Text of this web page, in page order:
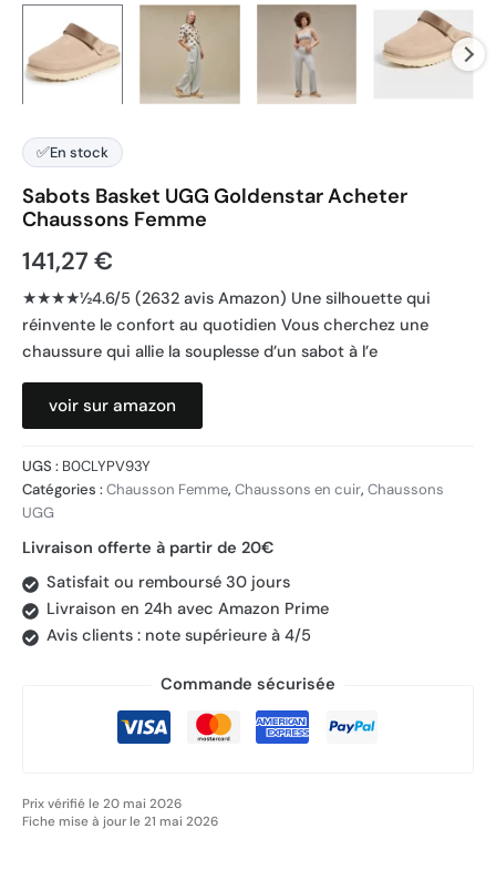
✅En stock
Sabots Basket UGG Goldenstar Acheter
Chaussons Femme
141,27 €
★★★★½4.6/5 (2632 avis Amazon) Une silhouette qui
réinvente le confort au quotidien Vous cherchez une
chaussure qui allie la souplesse d’un sabot à l’e
voir sur amazon
UGS : B0CLYPV93Y
Catégories :Chausson Femme, Chaussons en cuir, Chaussons
UGG
Livraison offerte à partir de 20€
Satisfait ou remboursé 30 jours
Livraison en 24h avec Amazon Prime
Avis clients : note supérieure à 4/5
Commande sécurisée
Prix vérifié le 20 mai 2026
Fiche mise à jour le 21 mai 2026